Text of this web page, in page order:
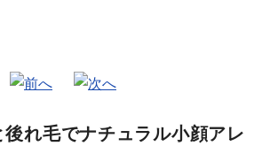
後れ毛でナチュラル小顔アレ